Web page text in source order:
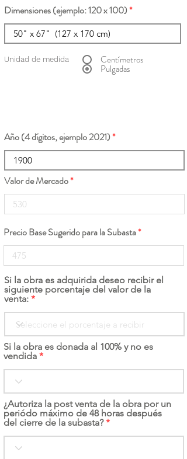
Dimensiones (ejemplo: 120 x 100)
Unidad de medida Centímetros
Pulgadas
Año (4 dígitos, ejemplo 2021)
Valor de Mercado
Precio Base Sugerido para la Subasta
Si la obra es adquirida deseo recibir el
siguiente porcentaje del valor de la
venta:
Si la obra es donada al 100% y no es
vendida
¿Autoriza la post venta de la obra por un
periódo máximo de 48 horas después
del cierre de la subasta?